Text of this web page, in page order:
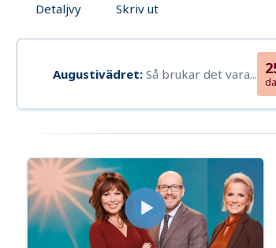
Detaljvy Skriv ut
Augustivädret: Så brukar det vara...